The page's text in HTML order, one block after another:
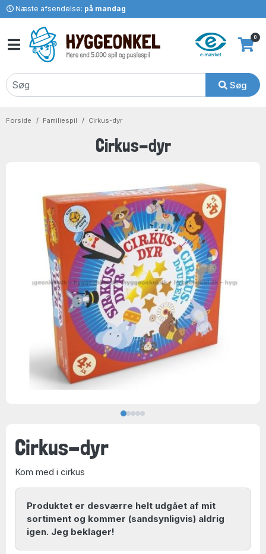
Næste afsendelse: på mandag
Søg
0
Forside Familiespil Cirkus-dyr
Cirkus-dyr
Cirkus-dyr
Kom med i cirkus
Produktet er desværre helt udgået af mit
sortiment og kommer (sandsynligvis) aldrig
igen. Jeg beklager!